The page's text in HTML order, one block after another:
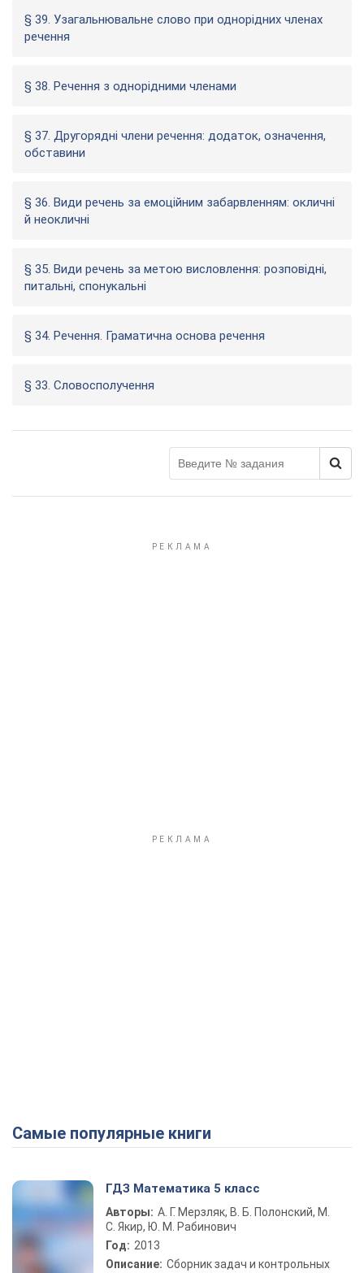
§ 39. Узагальнювальне слово при однорідних членах
речення
§ 38. Речення з однорідними членами
§ 37. Другорядні члени речення: додаток, означення,
обставини
§ 36. Види речень за емоційним забарвленням: окличні
й неокличні
§ 35. Види речень за метою висловлення: розповідні,
питальні, спонукальні
§ 34. Речення. Граматична основа речення
§ 33. Словосполучення
Самые популярные книги
ГДЗ Математика 5 класс
Авторы: А. Г. Мерзляк, В. Б. Полонский, М.
С. Якир, Ю. М. Рабинович
Год: 2013
Описание: Сборник задач и контрольных